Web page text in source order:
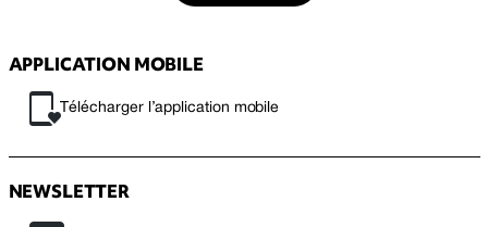
APPLICATION MOBILE
Télécharger l’application mobile
NEWSLETTER